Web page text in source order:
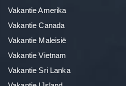
Vakantie Amerika
Vakantie Canada
Vakantie Maleisië
Vakantie Vietnam
Vakantie Sri Lanka